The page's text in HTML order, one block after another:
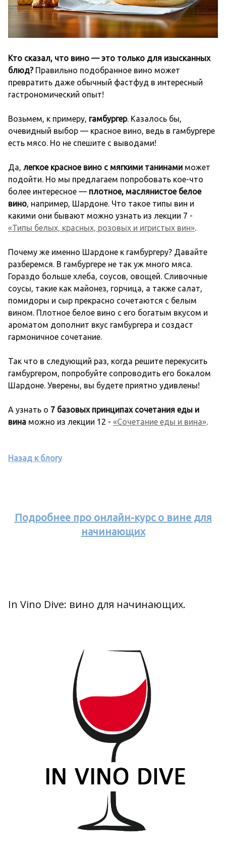
Кто сказал, что вино — это только для изысканных
блюд?Правильно подобранное вино может
превратить даже обычный фастфуд в интересный
гастрономический опыт!
Возьмем, к примеру, гамбургер. Казалось бы,
очевидный выбор — красное вино, ведь в гамбургере
есть мясо. Но не спешите с выводами!
Да, легкое красное вино с мягкими танинами может
подойти. Но мы предлагаем попробовать кое-что
более интересное — плотное, маслянистое белое
вино, например, Шардоне. Что такое типы вин и
какими они бывают можно узнать из лекции 7 -
«Типы белых, красных, розовых и игристых вин».
Почему же именно Шардоне к гамбургеру? Давайте
разберемся. В гамбургере не так уж много мяса.
Гораздо больше хлеба, соусов, овощей. Сливочные
соусы, такие как майонез, горчица, а также салат,
помидоры и сыр прекрасно сочетаются с белым
вином. Плотное белое вино с его богатым вкусом и
ароматом дополнит вкус гамбургера и создаст
гармоничное сочетание.
Так что в следующий раз, когда решите перекусить
гамбургером, попробуйте сопроводить его бокалом
Шардоне. Уверены, вы будете приятно удивлены!
А узнать о 7 базовых принципах сочетания еды и
вина можно из лекции 12 - «Сочетание еды и вина».
Назад к блогу
Подробнее про онлайн-курс о вине для
начинающих
In Vino Dive: вино для начинающих.